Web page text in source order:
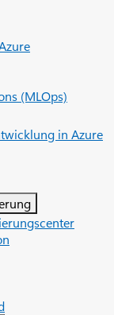
(MLOps)
in Azure